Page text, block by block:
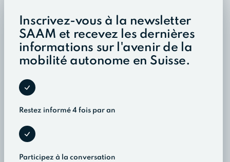
Inscrivez-vous à la newsletter
SAAM et recevez les dernières
informations sur l'avenir de la
mobilité autonome en Suisse.
Restez informé 4 fois par an
Participez à la conversation